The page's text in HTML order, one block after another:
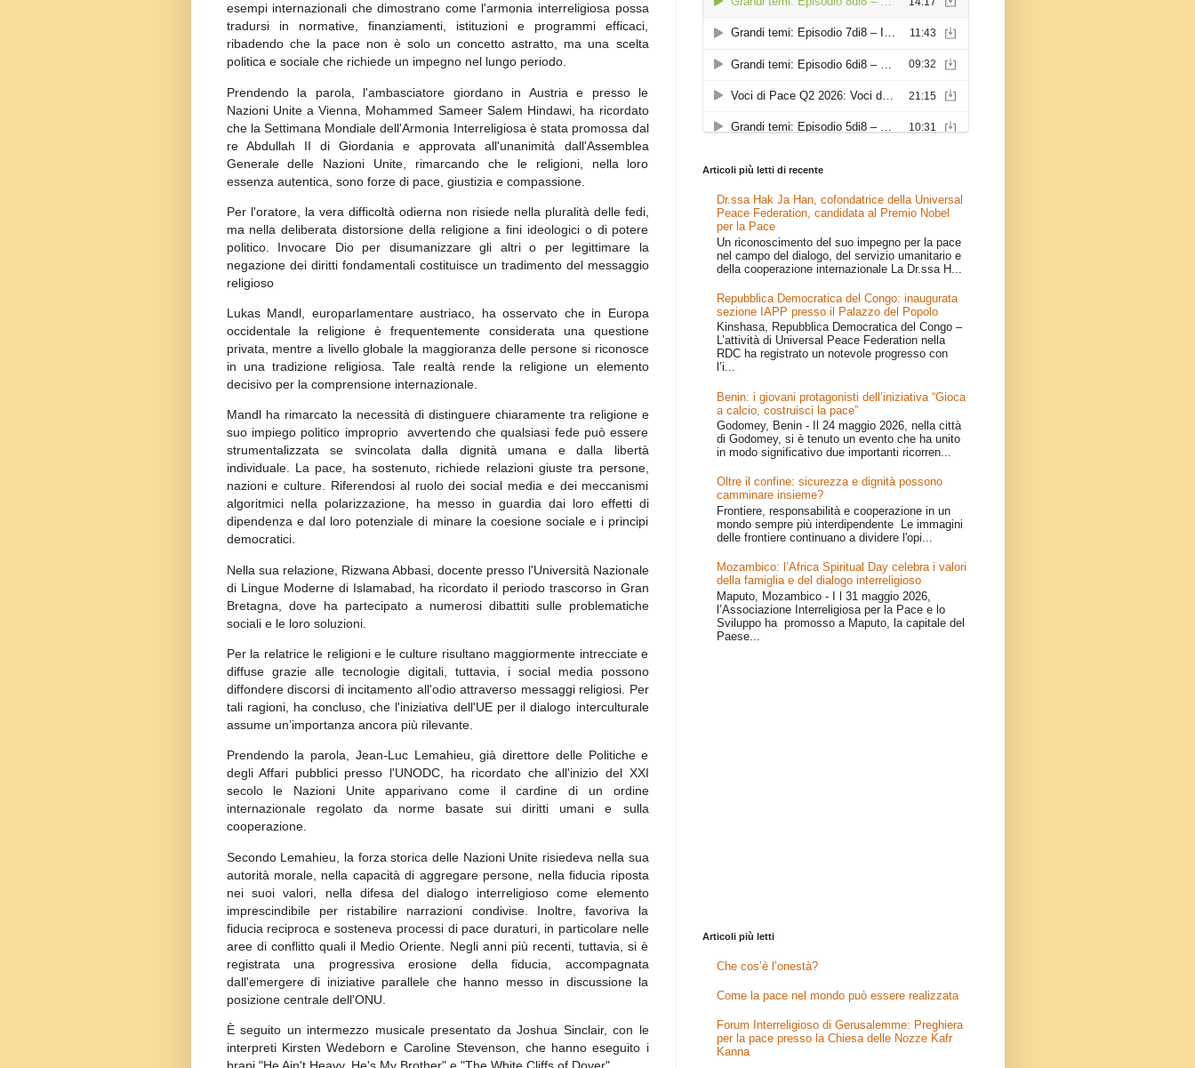
esempi internazionali che dimostrano come l'armonia interreligiosa possa
tradursi in normative, finanziamenti, istituzioni e programmi efficaci,
ribadendo che la pace non è solo un concetto astratto, ma una scelta
politica e sociale che richiede un impegno nel lungo periodo.
Prendendo la parola, l'ambasciatore giordano in Austria e presso le
Nazioni Unite a Vienna, Mohammed Sameer Salem Hindawi, ha ricordato
che la Settimana Mondiale dell'Armonia Interreligiosa è stata promossa dal
re Abdullah II di Giordania e approvata all'unanimità dall'Assemblea
Generale delle Nazioni Unite, rimarcando che le religioni, nella loro
essenza autentica, sono forze di pace, giustizia e compassione.
Per l'oratore, la vera difficoltà odierna non risiede nella pluralità delle fedi,
ma nella deliberata distorsione della religione a fini ideologici o di potere
politico. Invocare Dio per disumanizzare gli altri o per legittimare la
negazione dei diritti fondamentali costituisce un tradimento del messaggio
religioso
Lukas Mandl, europarlamentare austriaco, ha osservato che in Europa
occidentale la religione è frequentemente considerata una questione
privata, mentre a livello globale la maggioranza delle persone si riconosce
in una tradizione religiosa. Tale realtà rende la religione un elemento
decisivo per la comprensione internazionale.
Mandl ha rimarcato la necessità di distinguere chiaramente tra religione e
suo impiego politico improprio avvertendo che qualsiasi fede può essere
strumentalizzata se svincolata dalla dignità umana e dalla libertà
individuale. La pace, ha sostenuto, richiede relazioni giuste tra persone,
nazioni e culture. Riferendosi al ruolo dei social media e dei meccanismi
algoritmici nella polarizzazione, ha messo in guardia dai loro effetti di
dipendenza e dal loro potenziale di minare la coesione sociale e i principi
democratici.
Nella sua relazione, Rizwana Abbasi, docente presso l'Università Nazionale
di Lingue Moderne di Islamabad, ha ricordato il periodo trascorso in Gran
Bretagna, dove ha partecipato a numerosi dibattiti sulle problematiche
sociali e le loro soluzioni.
Per la relatrice le religioni e le culture risultano maggiormente intrecciate e
diffuse grazie alle tecnologie digitali, tuttavia, i social media possono
diffondere discorsi di incitamento all'odio attraverso messaggi religiosi. Per
tali ragioni, ha concluso, che l'iniziativa dell'UE per il dialogo interculturale
assume un’importanza ancora più rilevante.
Prendendo la parola, Jean-Luc Lemahieu, già direttore delle Politiche e
degli Affari pubblici presso l'UNODC, ha ricordato che all'inizio del XXI
secolo le Nazioni Unite apparivano come il cardine di un ordine
internazionale regolato da norme basate sui diritti umani e sulla
cooperazione.
Secondo Lemahieu, la forza storica delle Nazioni Unite risiedeva nella sua
autorità morale, nella capacità di aggregare persone, nella fiducia riposta
nei suoi valori, nella difesa del dialogo interreligioso come elemento
imprescindibile per ristabilire narrazioni condivise. Inoltre, favoriva la
fiducia reciproca e sosteneva processi di pace duraturi, in particolare nelle
aree di conflitto quali il Medio Oriente. Negli anni più recenti, tuttavia, si è
registrata una progressiva erosione della fiducia, accompagnata
dall'emergere di iniziative parallele che hanno messo in discussione la
posizione centrale dell'ONU.
È seguito un intermezzo musicale presentato da Joshua Sinclair, con le
interpreti Kirsten Wedeborn e Caroline Stevenson, che hanno eseguito i
Articoli più letti di recente
Dr.ssa Hak Ja Han, cofondatrice della Universal
Peace Federation, candidata al Premio Nobel
per la Pace
Un riconoscimento del suo impegno per la pace
nel campo del dialogo, del servizio umanitario e
della cooperazione internazionale La Dr.ssa H...
Repubblica Democratica del Congo: inaugurata
sezione IAPP presso il Palazzo del Popolo
Kinshasa, Repubblica Democratica del Congo –
L’attività di Universal Peace Federation nella
RDC ha registrato un notevole progresso con
l’i...
Benin: i giovani protagonisti dell’iniziativa “Gioca
a calcio, costruisci la pace”
Godomey, Benin - Il 24 maggio 2026, nella città
di Godomey, si è tenuto un evento che ha unito
in modo significativo due importanti ricorren...
Oltre il confine: sicurezza e dignità possono
camminare insieme?
Frontiere, responsabilità e cooperazione in un
mondo sempre più interdipendente Le immagini
delle frontiere continuano a dividere l'opi...
Mozambico: l’Africa Spiritual Day celebra i valori
della famiglia e del dialogo interreligioso
Maputo, Mozambico - I l 31 maggio 2026,
l’Associazione Interreligiosa per la Pace e lo
Sviluppo ha promosso a Maputo, la capitale del
Paese...
Articoli più letti
Che cos’è l’onestà?
Come la pace nel mondo può essere realizzata
Forum Interreligioso di Gerusalemme: Preghiera
per la pace presso la Chiesa delle Nozze Kafr
Kanna